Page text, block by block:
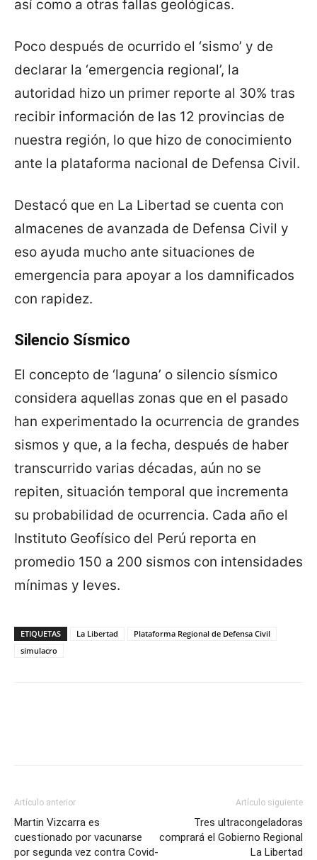
así como a otras fallas geológicas.
Poco después de ocurrido el ‘sismo’ y de
declarar la ‘emergencia regional’, la
autoridad hizo un primer reporte al 30% tras
recibir información de las 12 provincias de
nuestra región, lo que hizo de conocimiento
ante la plataforma nacional de Defensa Civil.
Destacó que en La Libertad se cuenta con
almacenes de avanzada de Defensa Civil y
eso ayuda mucho ante situaciones de
emergencia para apoyar a los damnificados
con rapidez.
Silencio Sísmico
El concepto de ‘laguna’ o silencio sísmico
considera aquellas zonas que en el pasado
han experimentado la ocurrencia de grandes
sismos y que, a la fecha, después de haber
transcurrido varias décadas, aún no se
repiten, situación temporal que incrementa
su probabilidad de ocurrencia. Cada año el
Instituto Geofísico del Perú reporta en
promedio 150 a 200 sismos con intensidades
mínimas y leves.
ETIQUETAS La Libertad
Plataforma Regional de Defensa Civil
simulacro
Artículo anterior
Martin Vizcarra es
cuestionado por vacunarse
por segunda vez contra Covid-
Artículo siguiente
Tres ultracongeladoras
comprará el Gobierno Regional
La Libertad